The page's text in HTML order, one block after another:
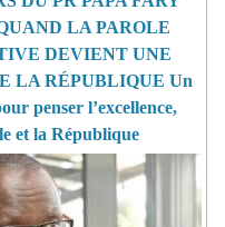
LA PAROLE
DEVIENT UNE
LA RÉPUBLIQUE Un
penser l’excellence,
et la République